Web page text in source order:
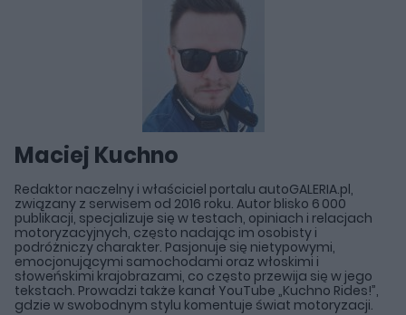
Maciej Kuchno
Redaktor naczelny i właściciel portalu autoGALERIA.pl,
związany z serwisem od 2016 roku. Autor blisko 6 000
publikacji, specjalizuje się w testach, opiniach i relacjach
motoryzacyjnych, często nadając im osobisty i
podróżniczy charakter. Pasjonuje się nietypowymi,
emocjonującymi samochodami oraz włoskimi i
słoweńskimi krajobrazami, co często przewija się w jego
tekstach. Prowadzi także kanał YouTube „Kuchno Rides!”,
gdzie w swobodnym stylu komentuje świat motoryzacji.